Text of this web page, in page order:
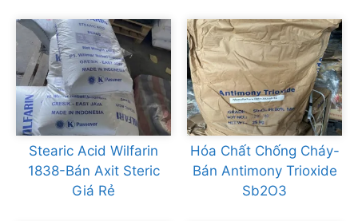
Stearic Acid Wilfarin
1838-Bán Axit Steric
Giá Rẻ
Hóa Chất Chống Cháy-
Bán Antimony Trioxide
Sb2O3